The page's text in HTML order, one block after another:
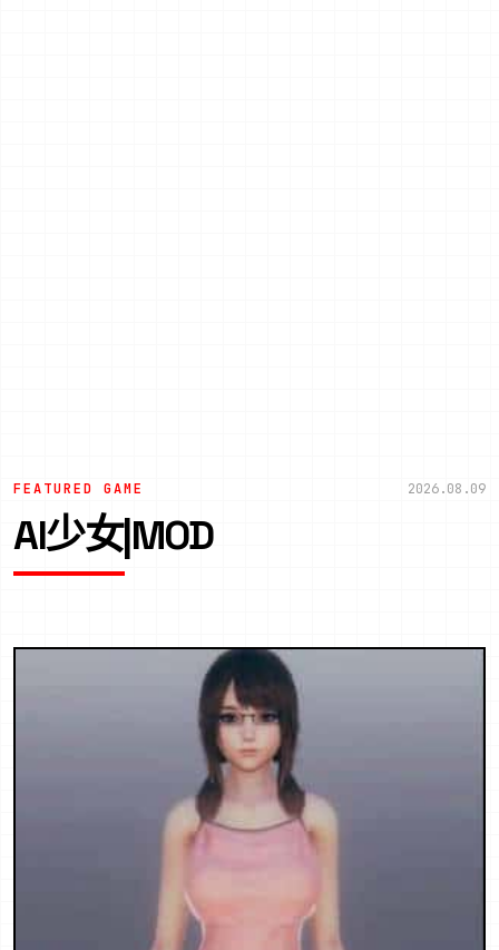
FEATURED GAME 2026.08.09
AI少女|MOD